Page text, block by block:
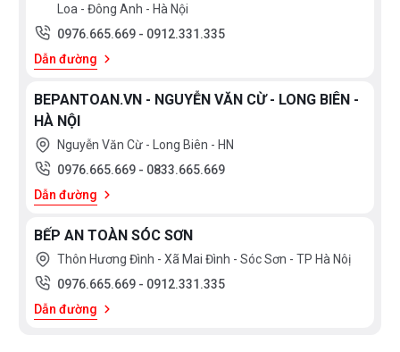
Loa - Đông Anh - Hà Nội
0976.665.669 - 0912.331.335
Dẫn đường
BEPANTOAN.VN - NGUYỄN VĂN CỪ - LONG BIÊN -
HÀ NỘI
Nguyễn Văn Cừ - Long Biên - HN
0976.665.669 - 0833.665.669
Dẫn đường
BẾP AN TOÀN SÓC SƠN
Thôn Hương Đình - Xã Mai Đình - Sóc Sơn - TP Hà Nôị
0976.665.669 - 0912.331.335
Dẫn đường